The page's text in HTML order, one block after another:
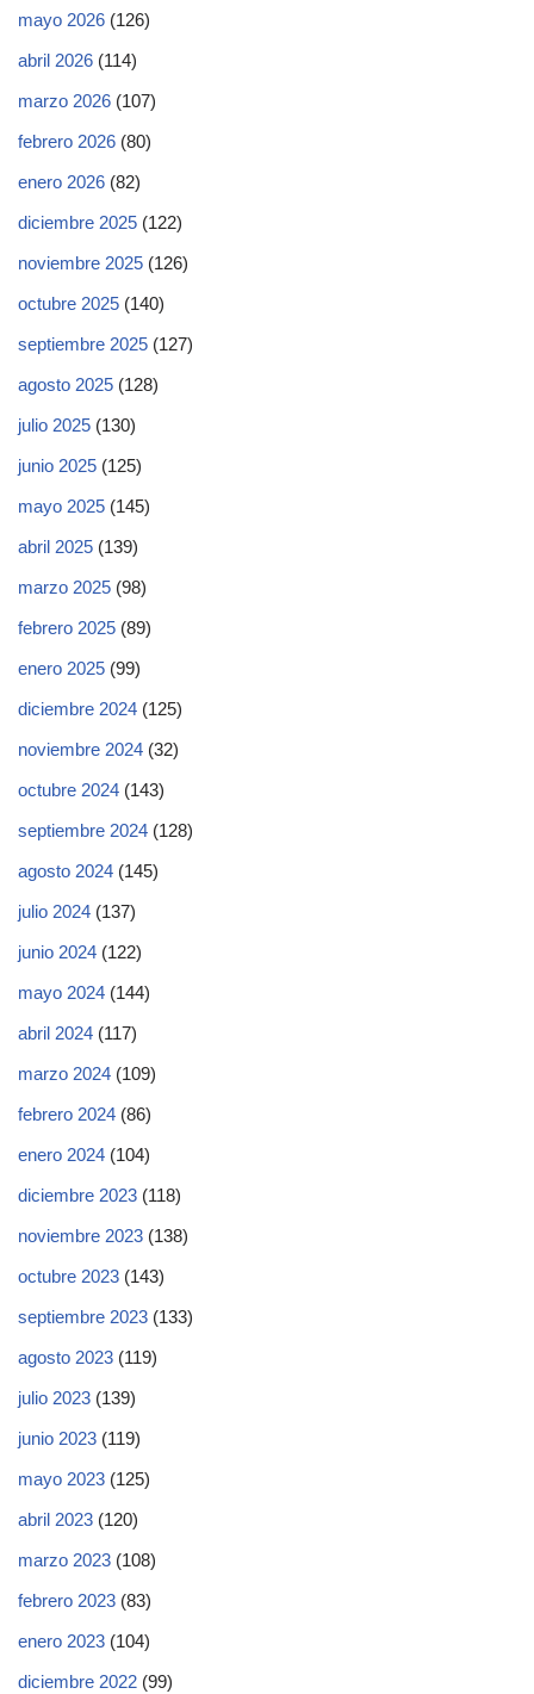
mayo 2026 (126)
abril 2026 (114)
marzo 2026 (107)
febrero 2026 (80)
enero 2026 (82)
diciembre 2025 (122)
noviembre 2025 (126)
octubre 2025 (140)
septiembre 2025 (127)
agosto 2025 (128)
julio 2025 (130)
junio 2025 (125)
mayo 2025 (145)
abril 2025 (139)
marzo 2025 (98)
febrero 2025 (89)
enero 2025 (99)
diciembre 2024 (125)
noviembre 2024 (32)
octubre 2024 (143)
septiembre 2024 (128)
agosto 2024 (145)
julio 2024 (137)
junio 2024 (122)
mayo 2024 (144)
abril 2024 (117)
marzo 2024 (109)
febrero 2024 (86)
enero 2024 (104)
diciembre 2023 (118)
noviembre 2023 (138)
octubre 2023 (143)
septiembre 2023 (133)
agosto 2023 (119)
julio 2023 (139)
junio 2023 (119)
mayo 2023 (125)
abril 2023 (120)
marzo 2023 (108)
febrero 2023 (83)
enero 2023 (104)
diciembre 2022 (99)